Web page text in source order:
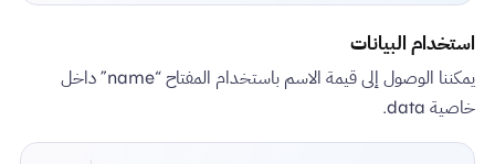
استخدام البيانات
يمكننا الوصول إلى قيمة الاسم باستخدام المفتاح “name” داخل
خاصية data.